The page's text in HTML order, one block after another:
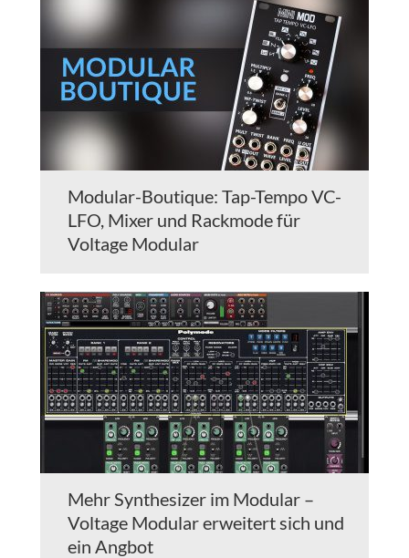
Modular-Boutique: Tap-Tempo VC-
LFO, Mixer und Rackmode für
Voltage Modular
Mehr Synthesizer im Modular –
Voltage Modular erweitert sich und
ein Angbot